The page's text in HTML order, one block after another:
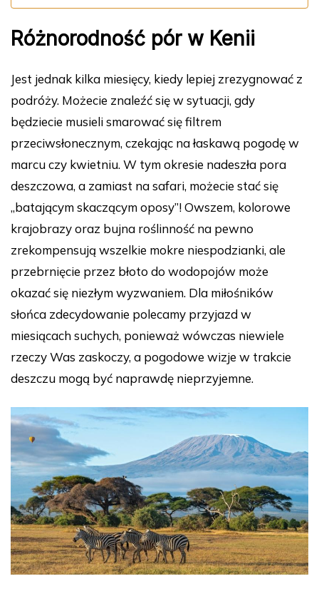
Różnorodność pór w Kenii
Jest jednak kilka miesięcy, kiedy lepiej zrezygnować z
podróży. Możecie znaleźć się w sytuacji, gdy
będziecie musieli smarować się filtrem
przeciwsłonecznym, czekając na łaskawą pogodę w
marcu czy kwietniu. W tym okresie nadeszła pora
deszczowa, a zamiast na safari, możecie stać się
„batającym skaczącym oposy”! Owszem, kolorowe
krajobrazy oraz bujna roślinność na pewno
zrekompensują wszelkie mokre niespodzianki, ale
przebrnięcie przez błoto do wodopojów może
okazać się niezłym wyzwaniem. Dla miłośników
słońca zdecydowanie polecamy przyjazd w
miesiącach suchych, ponieważ wówczas niewiele
rzeczy Was zaskoczy, a pogodowe wizje w trakcie
deszczu mogą być naprawdę nieprzyjemne.